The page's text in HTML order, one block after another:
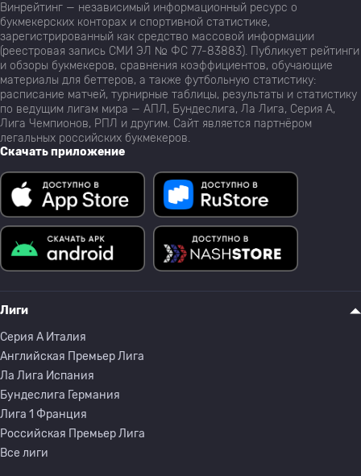
Винрейтинг — независимый информационный ресурс о
букмекерских конторах и спортивной статистике,
зарегистрированный как средство массовой информации
(реестровая запись СМИ ЭЛ № ФС 77-83883). Публикует рейтинги
и обзоры букмекеров, сравнения коэффициентов, обучающие
материалы для беттеров, а также футбольную статистику:
расписание матчей, турнирные таблицы, результаты и статистику
по ведущим лигам мира — АПЛ, Бундеслига, Ла Лига, Серия А,
Лига Чемпионов, РПЛ и другим. Сайт является партнёром
легальных российских букмекеров.
Скачать приложение
Лиги
Серия A Италия
Английская Премьер Лига
Ла Лига Испания
Бундеслига Германия
Лига 1 Франция
Российская Премьер Лига
Все лиги